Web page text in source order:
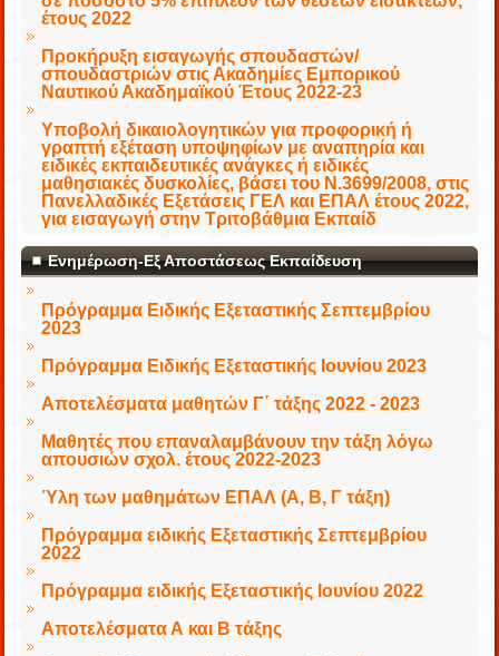
έτους 2022
Προκήρυξη εισαγωγής σπουδαστών/
σπουδαστριών στις Ακαδημίες Εμπορικού
Ναυτικού Ακαδημαϊκού Έτους 2022-23
Υποβολή δικαιολογητικών για προφορική ή
γραπτή εξέταση υποψηφίων με αναπηρία και
ειδικές εκπαιδευτικές ανάγκες ή ειδικές
μαθησιακές δυσκολίες, βάσει του Ν.3699/2008, στις
Πανελλαδικές Εξετάσεις ΓΕΛ και ΕΠΑΛ έτους 2022,
για εισαγωγή στην Τριτοβάθμια Εκπαίδ
Ενημέρωση-Εξ Αποστάσεως Εκπαίδευση
Πρόγραμμα Ειδικής Εξεταστικής Σεπτεμβρίου
2023
Πρόγραμμα Ειδικής Εξεταστικής Ιουνίου 2023
Αποτελέσματα μαθητών Γ΄ τάξης 2022 - 2023
Μαθητές που επαναλαμβάνουν την τάξη λόγω
απουσιών σχολ. έτους 2022-2023
Ύλη των μαθημάτων ΕΠΑΛ (Α, Β, Γ τάξη)
Πρόγραμμα ειδικής Εξεταστικής Σεπτεμβρίου
2022
Πρόγραμμα ειδικής Εξεταστικής Ιουνίου 2022
Αποτελέσματα Α και Β τάξης